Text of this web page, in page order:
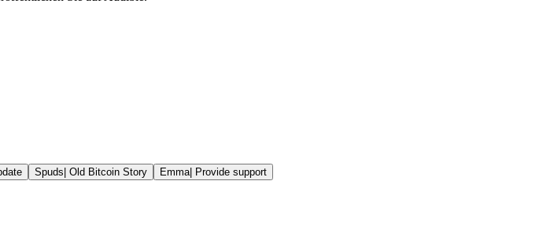
Spuds| Old Bitcoin Story Emma| Provide support